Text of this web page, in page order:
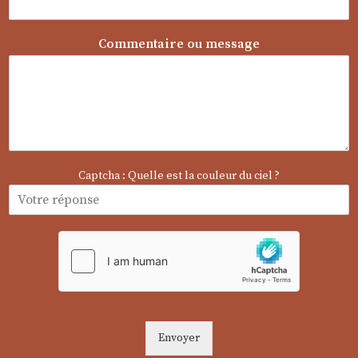
a
l
e
Commentaire ou message
Captcha : Quelle est la couleur du ciel ?
Envoyer